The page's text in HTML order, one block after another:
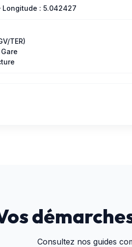
: 5.042427
TER)
Consultez nos guides